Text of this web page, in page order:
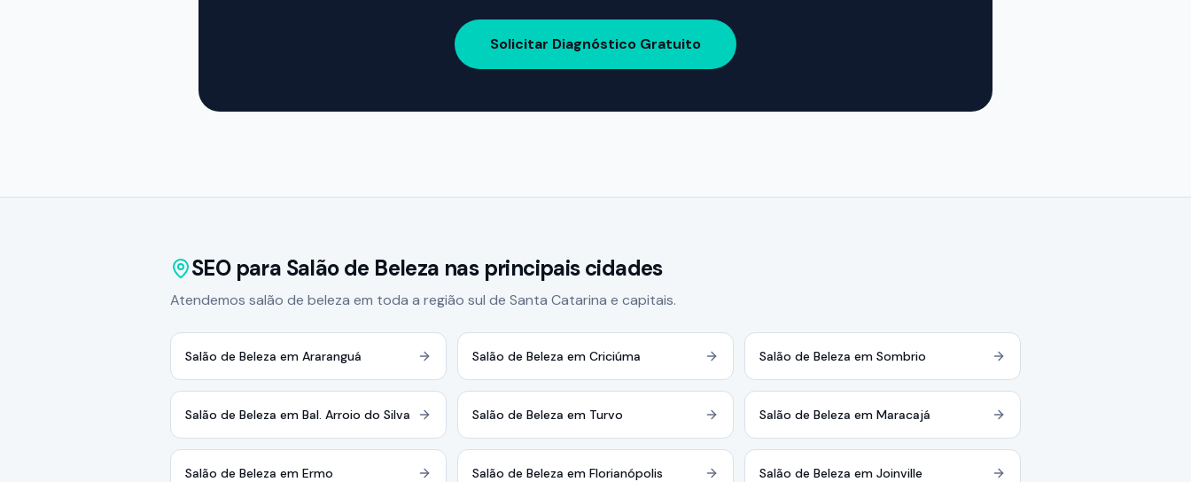
Solicitar Diagnóstico Gratuito
SEO para Salão de Beleza nas principais cidades
Atendemos salão de beleza em toda a região sul de Santa Catarina e capitais.
Salão de Beleza em Araranguá Salão de Beleza em Criciúma Salão de Beleza em Sombrio
Salão de Beleza em Bal. Arroio do Silva Salão de Beleza em Turvo Salão de Beleza em Maracajá
Salão de Beleza em Ermo Salão de Beleza em Florianópolis Salão de Beleza em Joinville